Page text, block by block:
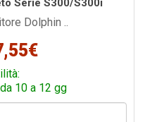
Serie S300/S300i
Dolphin ..
10 a 12 gg